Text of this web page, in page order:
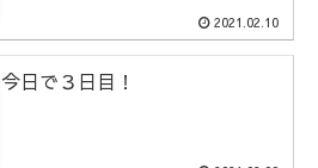
2021.02.10
今日で３日目！